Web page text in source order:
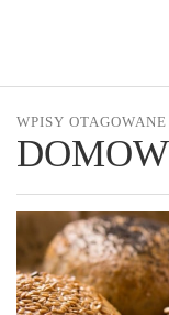
WPISY